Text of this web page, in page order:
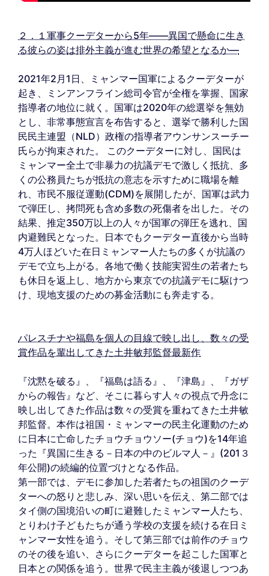
２．１軍事クーデターから5年――異国で懸命に生き
る彼らの姿は排外主義が進む世界の希望となるか―
2021年2月1日、ミャンマー国軍によるクーデターが
起き、ミンアンフライン総司令官が全権を掌握、国家
指導者の地位に就く。国軍は2020年の総選挙を無効
とし、非常事態宣言を布告すると、選挙で勝利した国
民民主連盟（NLD）政権の指導者アウンサンスーチー
氏らが拘束された。 このクーデターに対し、国民は
ミャンマー全土で非暴力の抗議デモで激しく抵抗、多
くの公務員たちが抵抗の意志を示すために職場を離
れ、市民不服従運動(CDM)を展開したが、国軍は武力
で弾圧し、拷問死も含め多数の死傷者を出した。その
結果、推定350万以上の人々が国軍の弾圧を逃れ、国
内避難民となった。日本でもクーデター直後から当時
4万人ほどいた在日ミャンマー人たちの多くが抗議の
デモで立ち上がる。各地で働く技能実習生の若者たち
も休日を返上し、地方から東京での抗議デモに駆けつ
け、現地支援のための募金活動にも奔走する。
パレスチナや福島を個人の目線で映し出し、数々の受
賞作品を輩出してきた土井敏邦監督最新作
『沈黙を破る』、『福島は語る』、『津島』、『ガザ
からの報告』など、そこに暮らす人々の視点で丹念に
映し出してきた作品は数々の受賞を重ねてきた土井敏
邦監督。本作は祖国・ミャンマーの民主化運動のため
に日本に亡命したチョウチョウソー(チョウ)を14年追
った『異国に生きる－日本の中のビルマ人－』(201３
年公開)の続編的位置づけとなる作品。
第一部では、デモに参加した若者たちの祖国のクーデ
ターへの怒りと悲しみ、深い思いを伝え、第二部では
タイ側の国境沿いの町に避難したミャンマー人たち、
とりわけ子どもたちが通う学校の支援を続ける在日ミ
ャンマー女性を追う。そして第三部では前作のチョウ
のその後を追い、さらにクーデターを起こした国軍と
日本との関係を追う。世界で民主主義が後退しつつあ